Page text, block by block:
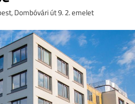
Dombóvári út 9. 2. emelet